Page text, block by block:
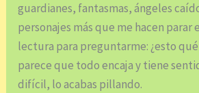
guardianes, fantasmas, ángeles
personajes más que me hacen parar
lectura para preguntarme: ¿esto
parece que todo encaja y tiene
difícil, lo acabas pillando.